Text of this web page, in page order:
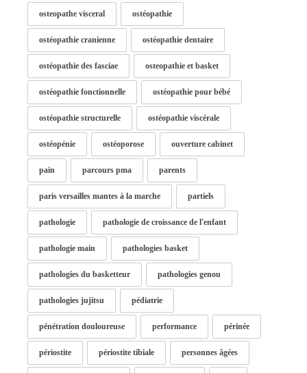
osteopathe visceral ostéopathie
ostéopathie cranienne ostéopathie dentaire
ostéopathie des fasciae osteopathie et basket
ostéopathie fonctionnelle ostéopathie pour bébé
ostéopathie structurelle ostéopathie viscérale
ostéopénie ostéoporose ouverture cabinet
pain parcours pma parents
paris versailles mantes à la marche partiels
pathologie pathologie de croissance de l'enfant
pathologie main pathologies basket
pathologies du basketteur pathologies genou
pathologies jujitsu pédiatrie
pénétration douloureuse performance périnée
périostite périostite tibiale personnes âgées